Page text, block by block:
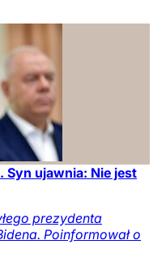
Syn ujawnia: Nie jest
prezydenta
Poinformował o